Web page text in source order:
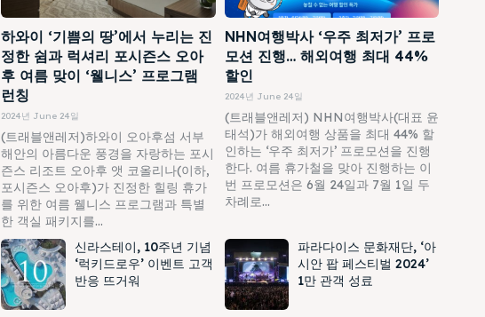
하와이 ‘기쁨의 땅’에서 누리는 진
정한 쉼과 럭셔리 포시즌스 오아
후 여름 맞이 ‘웰니스’ 프로그램
런칭
2024년 June 24일
(트래블앤레저)하와이 오아후섬 서부
해안의 아름다운 풍경을 자랑하는 포시
즌스 리조트 오아후 앳 코올리나(이하,
포시즌스 오아후)가 진정한 힐링 휴가
를 위한 여름 웰니스 프로그램과 특별
한 객실 패키지를...
NHN여행박사 ‘우주 최저가’ 프로
모션 진행… 해외여행 최대 44%
할인
2024년 June 24일
(트래블앤레저) NHN여행박사(대표 윤
태석)가 해외여행 상품을 최대 44% 할
인하는 ‘우주 최저가’ 프로모션을 진행
한다. 여름 휴가철을 맞아 진행하는 이
번 프로모션은 6월 24일과 7월 1일 두
차례로...
신라스테이, 10주년 기념
‘럭키드로우’ 이벤트 고객
반응 뜨거워
파라다이스 문화재단, ‘아
시안 팝 페스티벌 2024’
1만 관객 성료